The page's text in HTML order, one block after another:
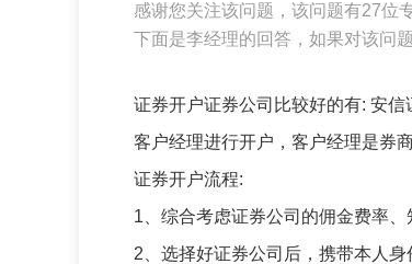
感谢您关注该问题，该问题有27位
下面是李经理的回答，如果对该问
证券开户证券公司比较好的有: 安
客户经理进行开户，客户经理是券
证券开户流程:
1、综合考虑证券公司的佣金费率
2、选择好证券公司后，携带本人